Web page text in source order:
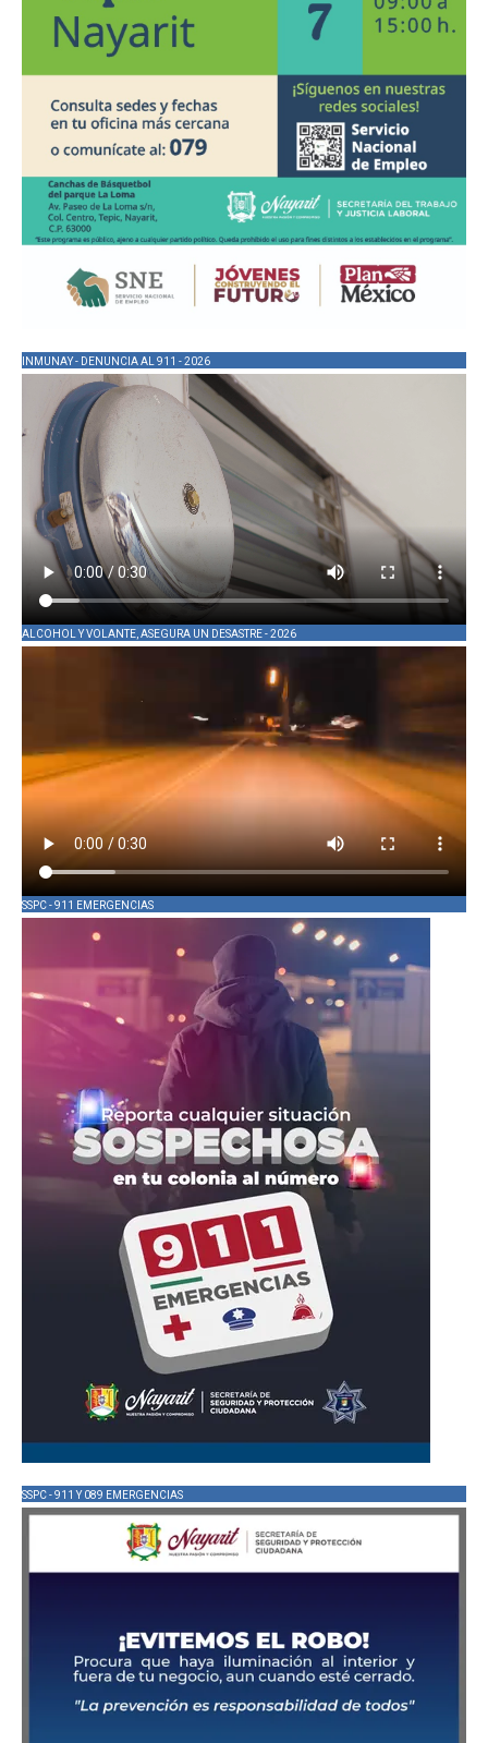
INMUNAY - DENUNCIA AL 911 - 2026
ALCOHOL Y VOLANTE, ASEGURA UN DESASTRE - 2026
SSPC - 911 EMERGENCIAS
SSPC - 911 Y 089 EMERGENCIAS